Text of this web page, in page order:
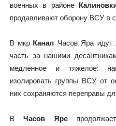
военных в районе
продавливают оборону ВСУ в
В мкр Канал Часов Яра идут
часть за нашими
медленное и тяжелое:
изолировать группы ВСУ от
них сохраняются переправы
ВЧасов Яре